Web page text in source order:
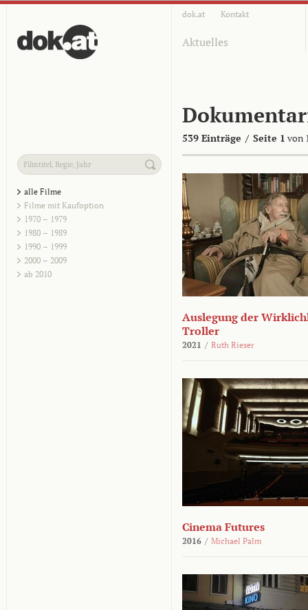
dok.at Kontakt
Aktuelles
539 Einträge / Seite 1 von
alle Filme
Filme mit Kaufoption
1970 – 1979
1980 – 1989
1990 – 1999
2000 – 2009
ab 2010
Auslegung der
Troller
2021 / Ruth Rieser
Cinema Futures
2016 / Michael Palm